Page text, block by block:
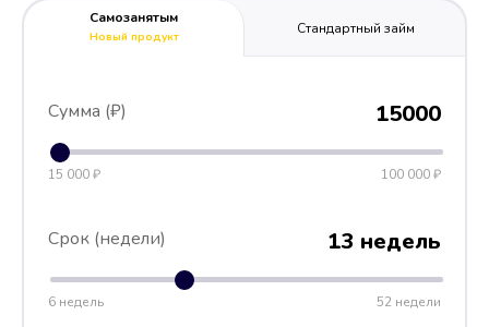
Самозанятым
Новый продукт
Стандартный займ
Сумма (₽) 15000
15 000 ₽ 100 000 ₽
Срок (недели) 13 недель
6 недель 52 недели